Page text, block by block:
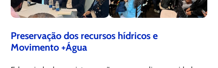
Preservação dos recursos hídricos e
Movimento +Água